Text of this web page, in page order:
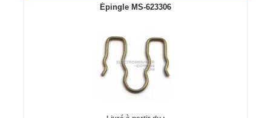
Épingle MS-623306